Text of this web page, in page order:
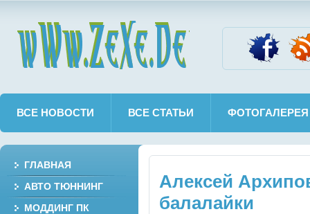
ВСЕ НОВОСТИ ВСЕ СТАТЬИ ФОТОГАЛЕРЕЯ
Алексей
балалайки
ГЛАВНАЯ
АВТО ТЮННИНГ
МОДДИНГ ПК